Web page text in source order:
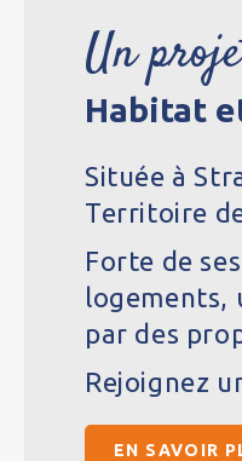
Un
Habitat
Située à
Territoire
Forte de
logements,
par des
Rejoignez
EN SAVOIR